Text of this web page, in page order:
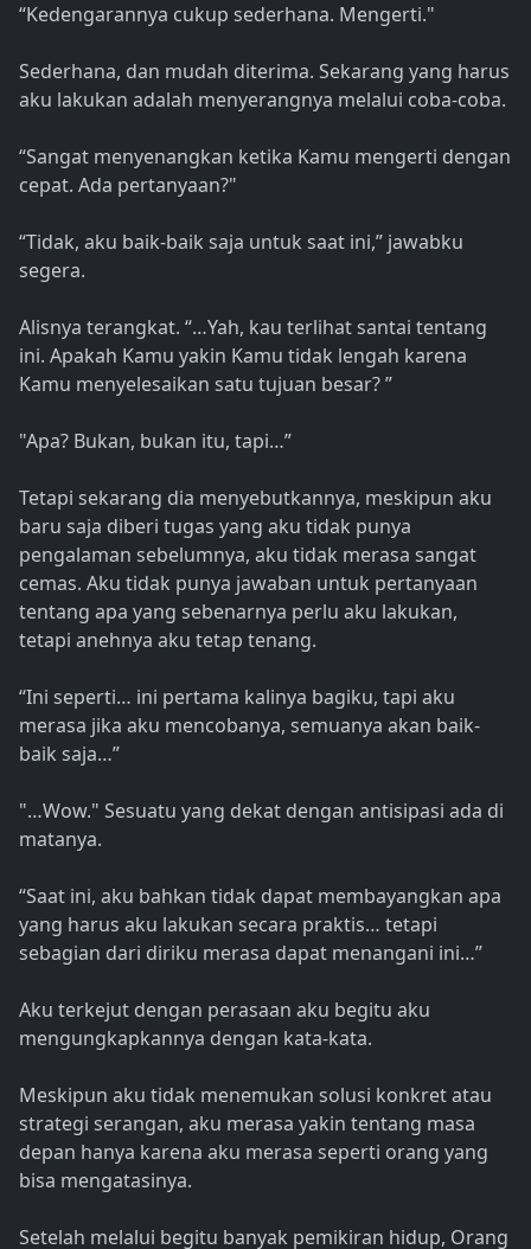
“Kedengarannya cukup sederhana. Mengerti."
Sederhana, dan mudah diterima. Sekarang yang harus
aku lakukan adalah menyerangnya melalui coba-coba.
“Sangat menyenangkan ketika Kamu mengerti dengan
cepat. Ada pertanyaan?"
“Tidak, aku baik-baik saja untuk saat ini,” jawabku
segera.
Alisnya terangkat. “…Yah, kau terlihat santai tentang
ini. Apakah Kamu yakin Kamu tidak lengah karena
Kamu menyelesaikan satu tujuan besar? ”
"Apa? Bukan, bukan itu, tapi…”
Tetapi sekarang dia menyebutkannya, meskipun aku
baru saja diberi tugas yang aku tidak punya
pengalaman sebelumnya, aku tidak merasa sangat
cemas. Aku tidak punya jawaban untuk pertanyaan
tentang apa yang sebenarnya perlu aku lakukan,
tetapi anehnya aku tetap tenang.
“Ini seperti… ini pertama kalinya bagiku, tapi aku
merasa jika aku mencobanya, semuanya akan baik-
baik saja…”
"…Wow." Sesuatu yang dekat dengan antisipasi ada di
matanya.
“Saat ini, aku bahkan tidak dapat membayangkan apa
yang harus aku lakukan secara praktis… tetapi
sebagian dari diriku merasa dapat menangani ini…”
Aku terkejut dengan perasaan aku begitu aku
mengungkapkannya dengan kata-kata.
Meskipun aku tidak menemukan solusi konkret atau
strategi serangan, aku merasa yakin tentang masa
depan hanya karena aku merasa seperti orang yang
bisa mengatasinya.
Setelah melalui begitu banyak pemikiran hidup, Orang